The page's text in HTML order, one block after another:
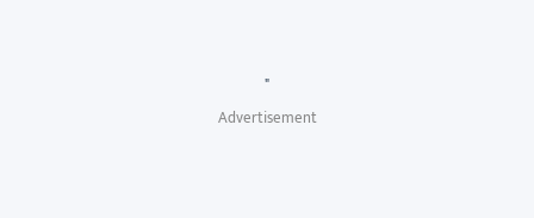
"
Advertisement